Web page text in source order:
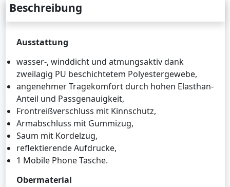
Beschreibung
Ausstattung
wasser-, winddicht und atmungsaktiv dank
zweilagig PU beschichtetem Polyestergewebe,
angenehmer Tragekomfort durch hohen Elasthan-
Anteil und Passgenauigkeit,
Frontreißverschluss mit Kinnschutz,
Armabschluss mit Gummizug,
Saum mit Kordelzug,
reflektierende Aufdrucke,
1 Mobile Phone Tasche.
Obermaterial